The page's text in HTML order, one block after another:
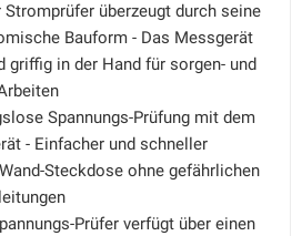
Stromprüfer überzeugt durch seine
Bauform - Das Messgerät
griffig in der Hand für sorgen- und
Spannungs-Prüfung mit dem
- Einfacher und schneller
Steckdose ohne gefährlichen
Prüfer verfügt über einen